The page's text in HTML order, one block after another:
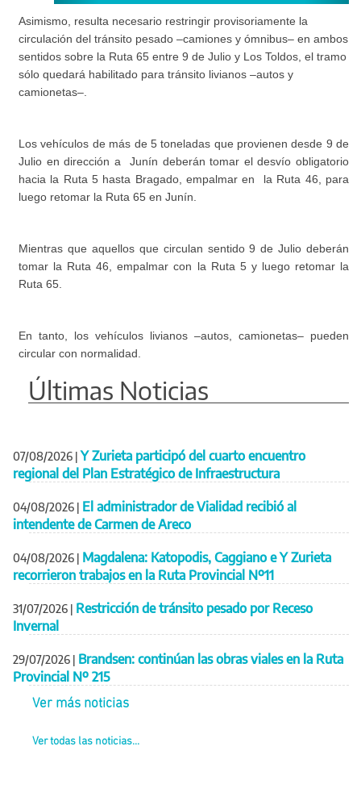
Asimismo, resulta necesario restringir provisoriamente la
circulación del tránsito pesado –camiones y ómnibus– en ambos
sentidos sobre la Ruta 65 entre 9 de Julio y Los Toldos, el tramo
sólo quedará habilitado para tránsito livianos –autos y
camionetas–.
Los vehículos de más de 5 toneladas que provienen desde 9 de
Julio en dirección a Junín deberán tomar el desvío obligatorio
hacia la Ruta 5 hasta Bragado, empalmar en la Ruta 46, para
luego retomar la Ruta 65 en Junín.
Mientras que aquellos que circulan sentido 9 de Julio deberán
tomar la Ruta 46, empalmar con la Ruta 5 y luego retomar la
Ruta 65.
En tanto, los vehículos livianos –autos, camionetas– pueden
circular con normalidad.
Últimas Noticias
07/08/2026 | Y Zurieta participó del cuarto encuentro
regional del Plan Estratégico de Infraestructura
04/08/2026 | El administrador de Vialidad recibió al
intendente de Carmen de Areco
04/08/2026 | Magdalena: Katopodis, Caggiano e Y Zurieta
recorrieron trabajos en la Ruta Provincial Nº11
31/07/2026 | Restricción de tránsito pesado por Receso
Invernal
29/07/2026 | Brandsen: continúan las obras viales en la Ruta
Provincial Nº 215
Ver más noticias
Ver todas las noticias...